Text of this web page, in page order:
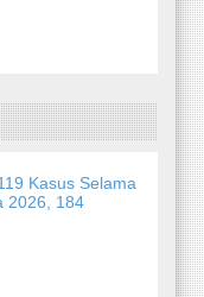
Kasus Selama
2026, 184